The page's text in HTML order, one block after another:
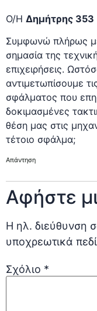
Ο/Η Δημήτρης 353
Συμφωνώ πλήρως
σημασία της
επιχειρήσεις.
αντιμετωπίσουμε
σφάλματος που
δοκιμασμένες
θέση μας στις
τέτοιο σφάλμα;
Απάντηση
Αφήστε
Η ηλ. διεύθυνση
υποχρεωτικά
Σχόλιο *